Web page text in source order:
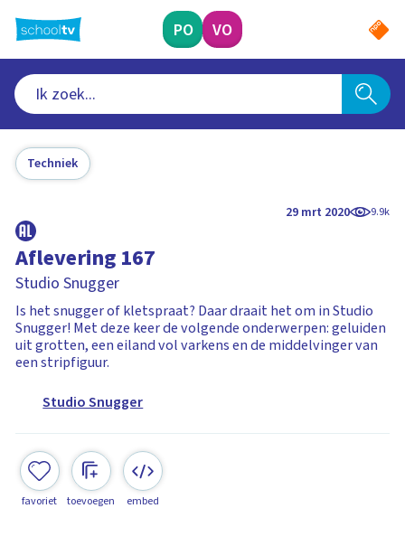
naar
hoofdinhoud
PO VO
Techniek
29 mrt 2020 9.9k
Aflevering 167
Studio Snugger
Is het snugger of kletspraat? Daar draait het om in Studio
Snugger! Met deze keer de volgende onderwerpen: geluiden
uit grotten, een eiland vol varkens en de middelvinger van
een stripfiguur.
Studio Snugger
favoriet toevoegen embed